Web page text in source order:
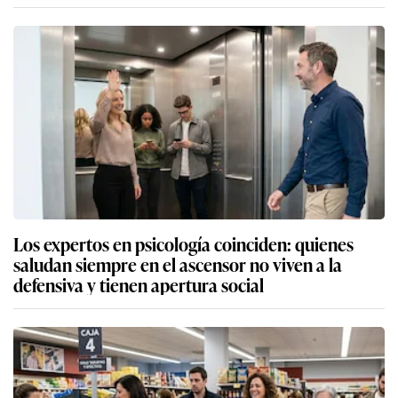
Los expertos en psicología coinciden: quienes
saludan siempre en el ascensor no viven a la
defensiva y tienen apertura social